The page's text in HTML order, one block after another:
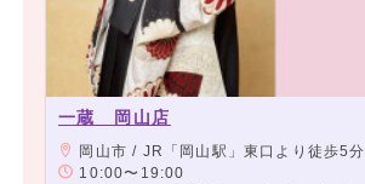
一蔵 岡山店
岡山市 / JR「岡山駅」東口より徒歩5分
10:00〜19:00